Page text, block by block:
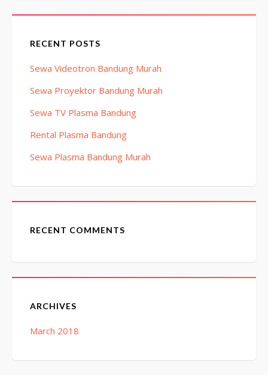
RECENT POSTS
Sewa Videotron Bandung Murah
Sewa Proyektor Bandung Murah
Sewa TV Plasma Bandung
Rental Plasma Bandung
Sewa Plasma Bandung Murah
RECENT COMMENTS
ARCHIVES
March 2018